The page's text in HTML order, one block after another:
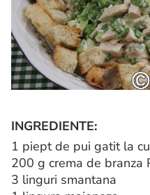
INGREDIENTE:
1 piept de pui gatit la
200 g crema de branza
3 linguri smantana